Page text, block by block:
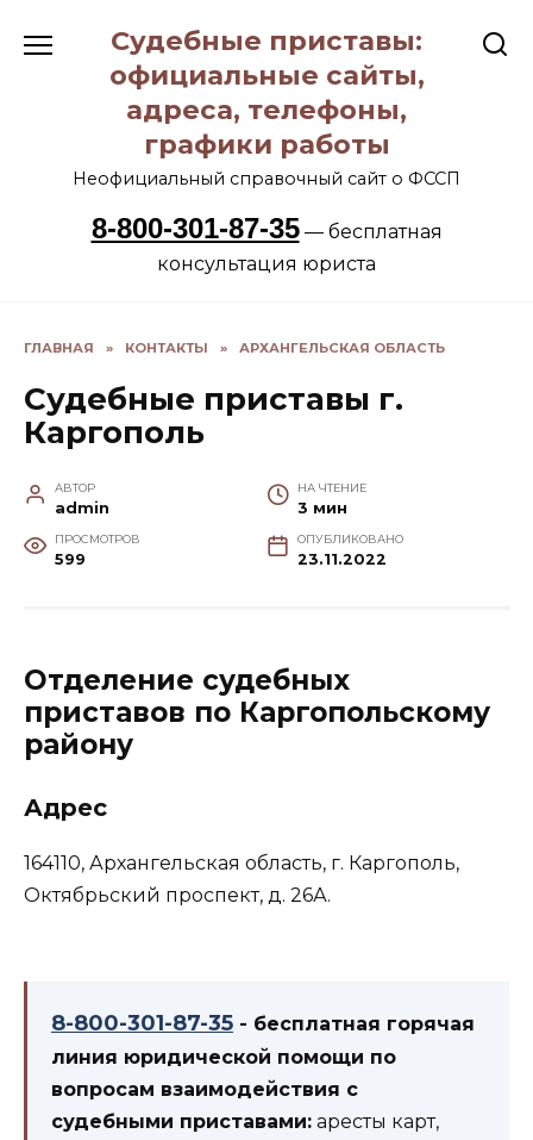
содержанию
Судебные приставы:
официальные сайты,
адреса, телефоны,
графики работы
Неофициальный справочный сайт о ФССП
8-800-301-87-35— бесплатная
консультация юриста
ГЛАВНАЯ » КОНТАКТЫ » АРХАНГЕЛЬСКАЯ ОБЛАСТЬ
Судебные приставы г.
Каргополь
АВТОР
admin
НА ЧТЕНИЕ
3 мин
ПРОСМОТРОВ
599
ОПУБЛИКОВАНО
23.11.2022
Отделение судебных
приставов по Каргопольскому
району
Адрес
164110, Архангельская область, г. Каргополь,
Октябрьский проспект, д. 26А.
8-800-301-87-35 - бесплатная горячая
линия юридической помощи по
вопросам взаимодействия с
судебными приставами: аресты карт,